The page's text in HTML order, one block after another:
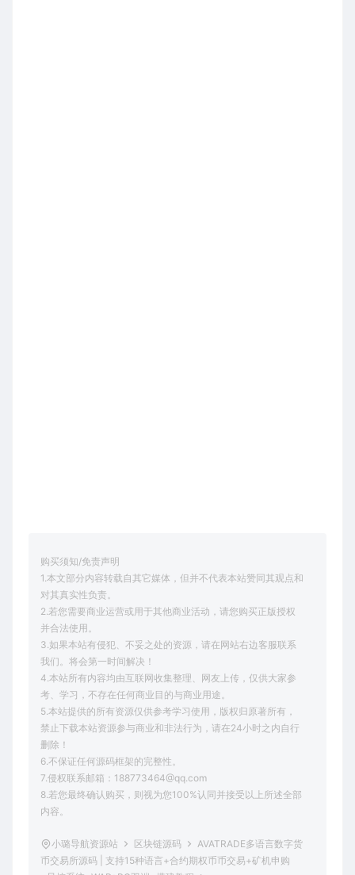
购买须知/免责声明
1.本文部分内容转载自其它媒体，但并不代表本站赞同其观点和
对其真实性负责。
2.若您需要商业运营或用于其他商业活动，请您购买正版授权
并合法使用。
3.如果本站有侵犯、不妥之处的资源，请在网站右边客服联系
我们。将会第一时间解决！
4.本站所有内容均由互联网收集整理、网友上传，仅供大家参
考、学习，不存在任何商业目的与商业用途。
5.本站提供的所有资源仅供参考学习使用，版权归原著所有，
禁止下载本站资源参与商业和非法行为，请在24小时之内自行
删除！
6.不保证任何源码框架的完整性。
7.侵权联系邮箱：188773464@qq.com
8.若您最终确认购买，则视为您100%认同并接受以上所述全部
内容。
小璐导航资源站 区块链源码
AVATRADE多语言数字货
币交易所源码 | 支持15种语言+合约期权币币交易+矿机申购